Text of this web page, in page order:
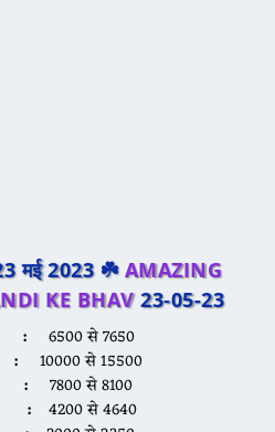
मई 2023 ☘️ AMAZING
KE BHAV23-05-23
:
6500 से 7650
: 10000 से 15500
:
7800 से 8100
:
4200 से 4640